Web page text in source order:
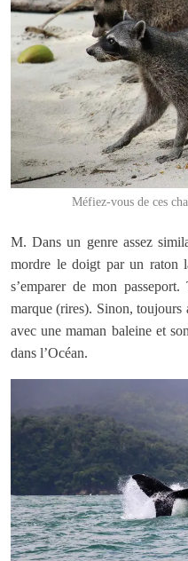
Méfiez-vous de ces
M. Dans un genre assez
mordre le doigt par un raton
s’emparer de mon
marque (rires). Sinon,
avec une maman baleine et
dans l’Océan.